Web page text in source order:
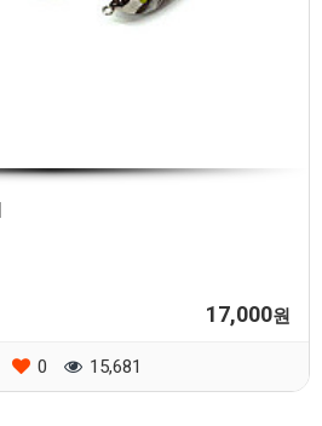
17,000원
0 15,681